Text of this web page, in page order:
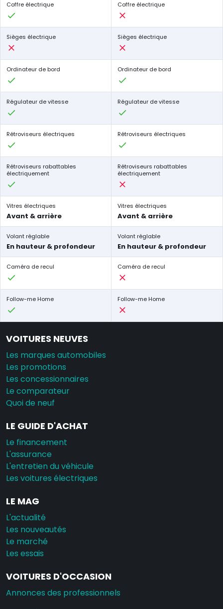
Coffre électrique Coffre électrique
Sièges électrique Sièges électrique
Ordinateur de bord Ordinateur de bord
Régulateur de vitesse Régulateur de vitesse
Rétroviseurs électriques Rétroviseurs électriques
Rétroviseurs rabattables
électriquement
Rétroviseurs rabattables
électriquement
Vitres électriques
Avant & arrière
Vitres électriques
Avant & arrière
Volant réglable
En hauteur & profondeur
Volant réglable
En hauteur & profondeur
Caméra de recul Caméra de recul
Follow-me Home Follow-me Home
VOITURES NEUVES
Les marques automobiles
Les promotions
Les concessionnaires
Le comparateur
Quoi de neuf
LE GUIDE D'ACHAT
Le financement
L'assurance
L'entretien du véhicule
Les voitures électriques
LE MAG
L'actualité
Les nouveautés
Le marché
Les essais
VOITURES D'OCCASION
Annonces des professionnels